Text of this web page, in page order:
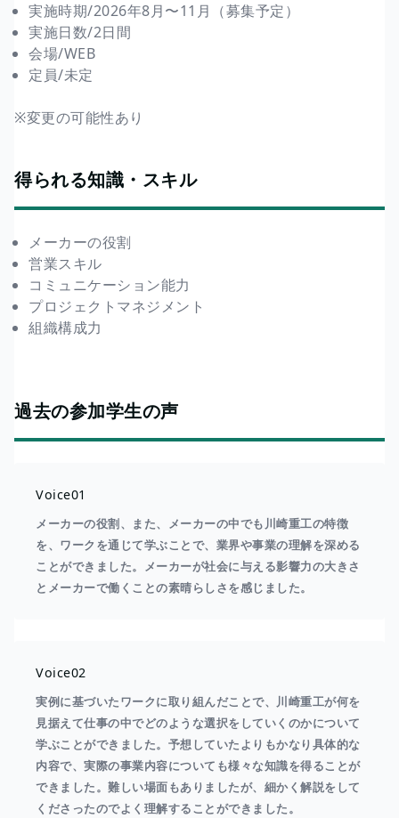
実施時期/2026年8月〜11月（募集予定）
実施日数/2日間
会場/WEB
定員/未定
※変更の可能性あり
得られる知識・スキル
メーカーの役割
営業スキル
コミュニケーション能力
プロジェクトマネジメント
組織構成力
過去の参加学生の声
Voice01
メーカーの役割、また、メーカーの中でも川崎重工の特徴
を、ワークを通じて学ぶことで、業界や事業の理解を深める
ことができました。メーカーが社会に与える影響力の大きさ
とメーカーで働くことの素晴らしさを感じました。
Voice02
実例に基づいたワークに取り組んだことで、川崎重工が何を
見据えて仕事の中でどのような選択をしていくのかについて
学ぶことができました。予想していたよりもかなり具体的な
内容で、実際の事業内容についても様々な知識を得ることが
できました。難しい場面もありましたが、細かく解説をして
くださったのでよく理解することができました。